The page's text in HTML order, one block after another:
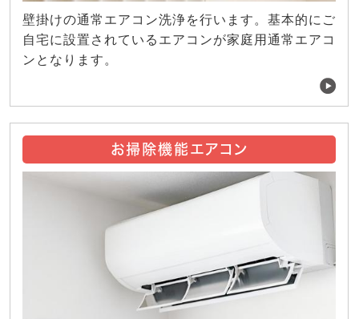
壁掛けの通常エアコン洗浄を行います。基本的にご
自宅に設置されているエアコンが家庭用通常エアコ
ンとなります。
お掃除機能エアコン